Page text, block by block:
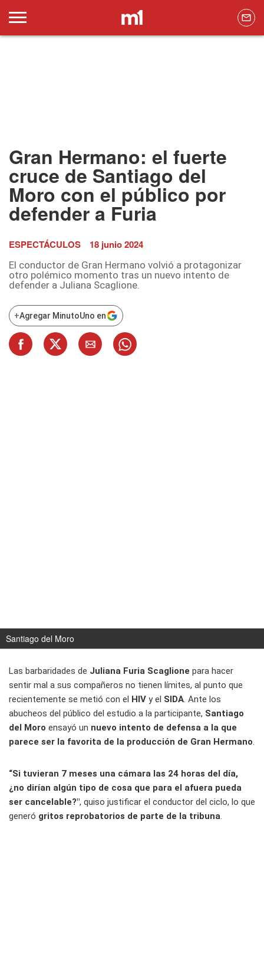
Gran Hermano: el fuerte
cruce de Santiago del
Moro con el público por
defender a Furia
ESPECTÁCULOS 18 junio 2024
El conductor de Gran Hermano volvió a protagonizar
otro polémico momento tras un nuevo intento de
defender a Juliana Scaglione.
+Agregar MinutoUno en
Santiago del Moro
Las barbaridades de Juliana Furia Scaglione para hacer
sentir mal a sus compañeros no tienen límites, al punto que
recientemente se metió con el HIV y el SIDA. Ante los
abucheos del público del estudio a la participante, Santiago
del Moro ensayó un nuevo intento de defensa a la que
parece ser la favorita de la producción de Gran Hermano.
“Si tuvieran 7 meses una cámara las 24 horas del día,
¿no dirían algún tipo de cosa que para el afuera pueda
ser cancelable?", quiso justificar el conductor del ciclo, lo que
generó gritos reprobatorios de parte de la tribuna.